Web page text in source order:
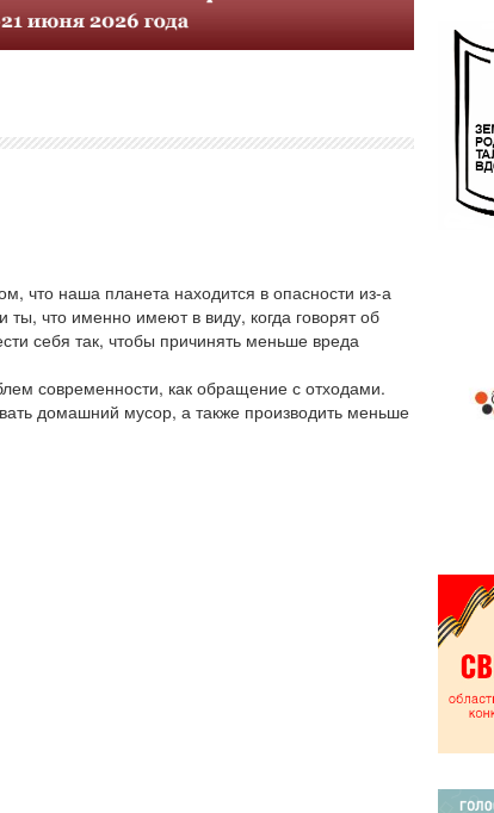
что наша планета находится в опасности из-а
что именно имеют в виду, когда говорят об
себя так, чтобы причинять меньше вреда
современности, как обращение с отходами.
домашний мусор, а также производить меньше